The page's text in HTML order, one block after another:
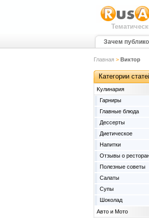
Зачем
Главная > Виктор
Категории
Kулинария
Гарниры
Главные блюда
Дессерты
Диетическое
Напитки
Отзывы о
Полезные советы
Салаты
Супы
Шоколад
Авто и Мото